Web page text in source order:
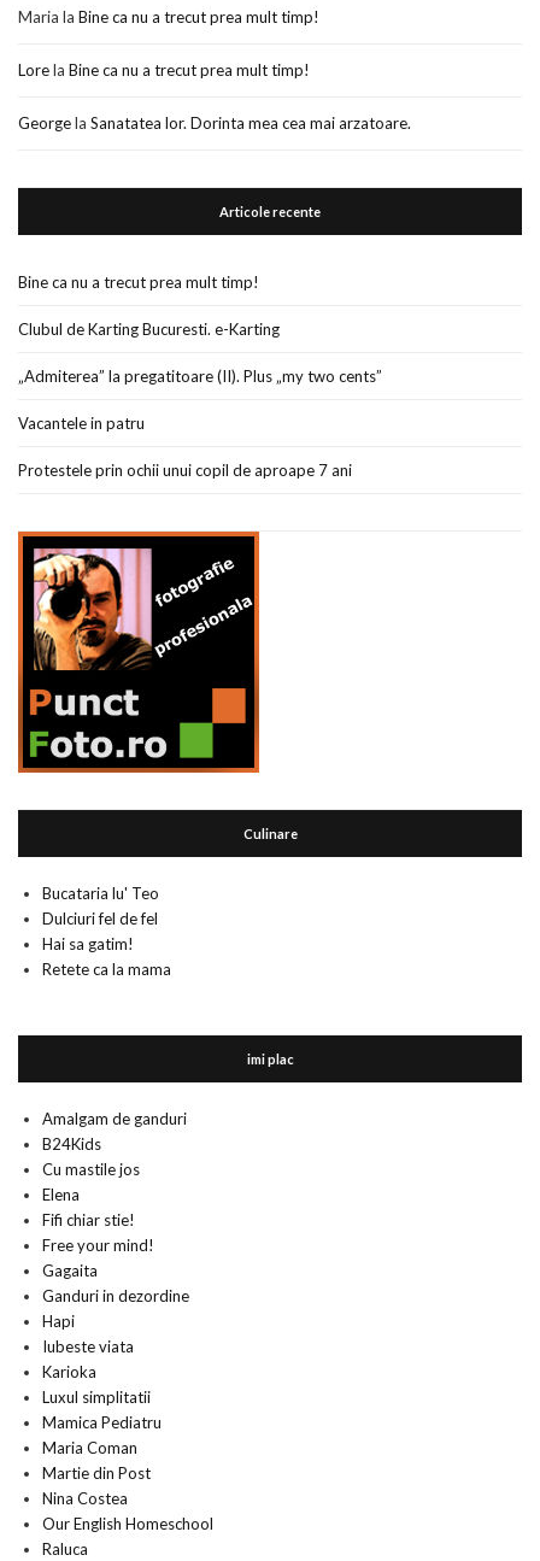
Maria la Bine ca nu a trecut prea mult timp!
Lorela Bine ca nu a trecut prea mult timp!
Georgela Sanatatea lor. Dorinta mea cea mai arzatoare.
Articole recente
Bine ca nu a trecut prea mult timp!
Clubul de Karting Bucuresti. e-Karting
„Admiterea” la pregatitoare (II). Plus „my two cents”
Vacantele in patru
Protestele prin ochii unui copil de aproape 7 ani
Culinare
Bucataria lu' Teo
Dulciuri fel de fel
Hai sa gatim!
Retete ca la mama
imi plac
Amalgam de ganduri
B24Kids
Cu mastile jos
Elena
Fifi chiar stie!
Free your mind!
Gagaita
Ganduri in dezordine
Hapi
Iubeste viata
Karioka
Luxul simplitatii
Mamica Pediatru
Maria Coman
Martie din Post
Nina Costea
Our English Homeschool
Raluca